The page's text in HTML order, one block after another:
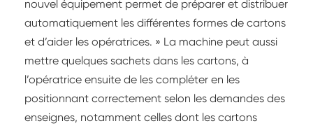
nouvel équipement permet de préparer et distribuer
automatiquement les différentes formes de cartons
et d’aider les opératrices. » La machine peut aussi
mettre quelques sachets dans les cartons, à
l’opératrice ensuite de les compléter en les
positionnant correctement selon les demandes des
enseignes, notamment celles dont les cartons